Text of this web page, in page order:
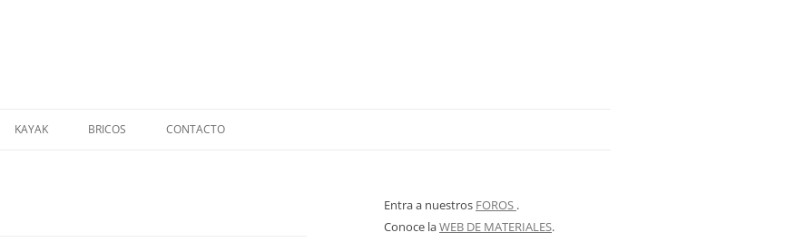
KAYAK BRICOS CONTACTO
Entra a nuestros FOROS .
Conoce laWEB DE MATERIALES.